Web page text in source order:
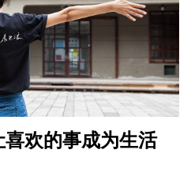
欢的事成为生活